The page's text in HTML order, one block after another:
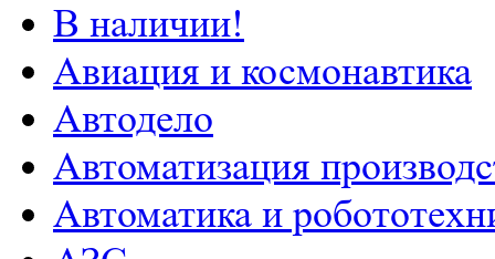
В наличии!
Авиация и космонавтика
Автодело
Автоматизация
Автоматика и